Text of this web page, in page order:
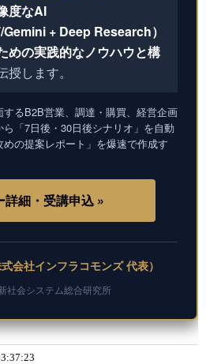
度なAI
+ Deep Research）
めの実践的なノウハウと構
授します。
るB2B営業、調達・購買、経営企画
「7日後・30日後シナリオ」を自動
の提案レポート」を爆速で作成す
詳細・受講申込 »
会社インフラコモンズ 代表）
社会システム総合研究所